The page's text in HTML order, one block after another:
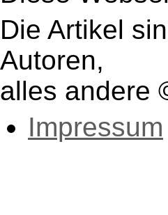
Die Artikel
Autoren,
alles andere
Impressum